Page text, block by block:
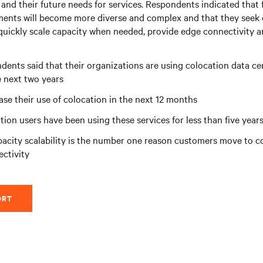
their future needs for services. Respondents indicated that
will become more diverse and complex and that they
scale capacity when needed, provide edge connectivity
said that their organizations are using colocation data
two years
their use of colocation in the next 12 months
users have been using these services for less than five years
scalability is the number one reason customers move to